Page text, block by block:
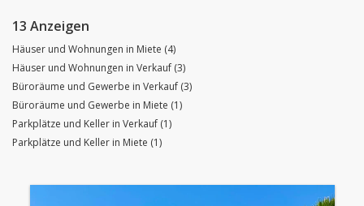
13 Anzeigen
Häuser und Wohnungen in Miete (4)
Häuser und Wohnungen in Verkauf (3)
Büroräume und Gewerbe in Verkauf (3)
Büroräume und Gewerbe in Miete (1)
Parkplätze und Keller in Verkauf (1)
Parkplätze und Keller in Miete (1)